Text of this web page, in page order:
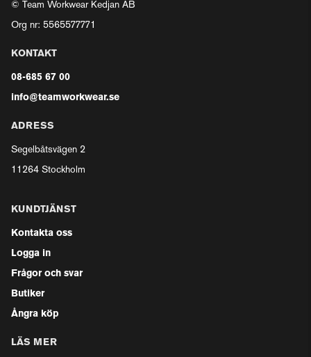
© Team Workwear Kedjan AB
Org nr: 5565577771
KONTAKT
08-685 67 00
info@teamworkwear.se
ADRESS
Segelbåtsvägen 2
11264 Stockholm
KUNDTJÄNST
Kontakta oss
Logga in
Frågor och svar
Butiker
Ångra köp
LÄS MER